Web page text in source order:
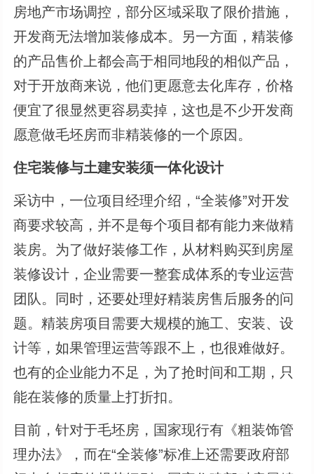
房地产市场调控，部分区域采取了限价措施，
开发商无法增加装修成本。另一方面，精装修
的产品售价上都会高于相同地段的相似产品，
对于开放商来说，他们更愿意去化库存，价格
便宜了很显然更容易卖掉，这也是不少开发商
愿意做毛坯房而非精装修的一个原因。
住宅装修与土建安装须一体化设计
采访中，一位项目经理介绍，“全装修”对开发
商要求较高，并不是每个项目都有能力来做精
装房。为了做好装修工作，从材料购买到房屋
装修设计，企业需要一整套成体系的专业运营
团队。同时，还要处理好精装房售后服务的问
题。精装房项目需要大规模的施工、安装、设
计等，如果管理运营等跟不上，也很难做好。
也有的企业能力不足，为了抢时间和工期，只
能在装修的质量上打折扣。
目前，针对于毛坯房，国家现行有《粗装饰管
理办法》，而在“全装修”标准上还需要政府部